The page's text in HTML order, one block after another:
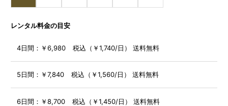
レンタル料金の目安
4日間： ￥6,980 税込（￥1,740/日） 送料無料
5日間： ￥7,840 税込（￥1,560/日） 送料無料
6日間： ￥8,700 税込（￥1,450/日） 送料無料